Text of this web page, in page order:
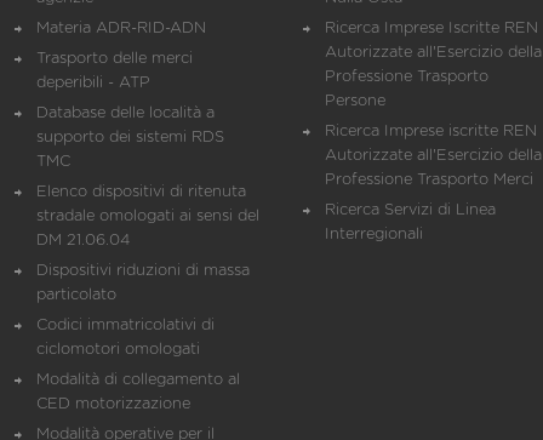
Materia ADR-RID-ADN
Trasporto delle merci
deperibili - ATP
Database delle località a
supporto dei sistemi RDS
TMC
Elenco dispositivi di ritenuta
stradale omologati ai sensi del
DM 21.06.04
Dispositivi riduzioni di massa
particolato
Codici immatricolativi di
ciclomotori omologati
Modalità di collegamento al
CED motorizzazione
Modalità operative per il
Ricerca Imprese Iscritte REN
Autorizzate all'Esercizio della
Professione Trasporto
Persone
Ricerca Imprese iscritte REN
Autorizzate all'Esercizio della
Professione Trasporto Merci
Ricerca Servizi di Linea
Interregionali